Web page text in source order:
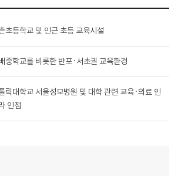
초등학교 및 인근 초등 교육시설
중학교를 비롯한 반포·서초권 교육환경
릭대학교 서울성모병원 및 대학 관련 교육·의료 인
인접